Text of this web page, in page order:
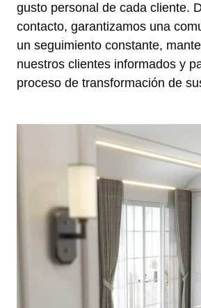
gusto personal de cada cliente.
contacto, garantizamos una
un seguimiento constante,
nuestros clientes informados y
proceso de transformación de